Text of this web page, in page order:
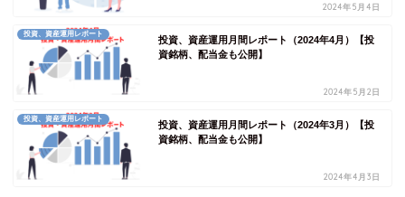
2024年5月4日
投資、資産運用レポート
投資、資産運用月間レポート（2024年4月）【投
資銘柄、配当金も公開】
2024年5月2日
投資、資産運用レポート
投資、資産運用月間レポート（2024年3月）【投
資銘柄、配当金も公開】
2024年4月3日